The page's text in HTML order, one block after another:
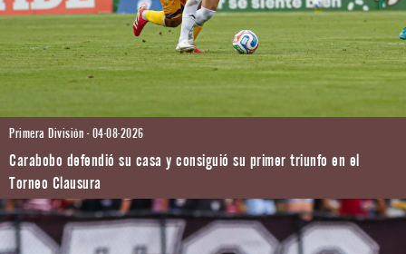
Primera División - 04-08-2026
Carabobo defendió su casa y consiguió su primer triunfo en el
Torneo Clausura